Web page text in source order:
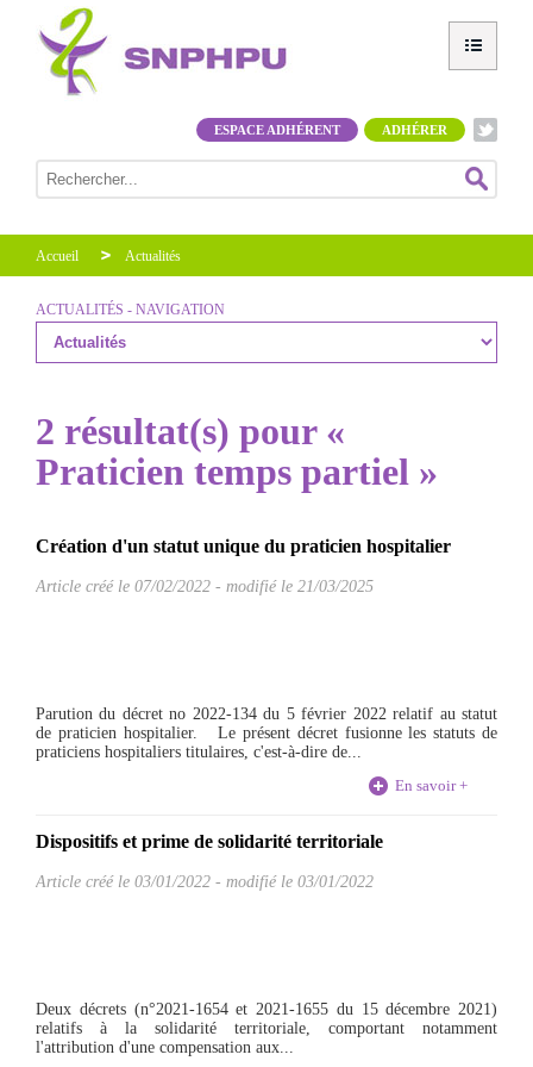
ADHÉRER
ESPACE ADHÉRENT
Accueil Actualités
ACTUALITÉS - NAVIGATION
2 résultat(s) pour «
Praticien temps partiel »
Création d'un statut unique du praticien hospitalier
Article créé le 07/02/2022 - modifié le 21/03/2025
Parution du décret no 2022-134 du 5 février 2022 relatif au statut
de praticien hospitalier. Le présent décret fusionne les statuts de
praticiens hospitaliers titulaires, c'est-à-dire de...
En savoir +
Dispositifs et prime de solidarité territoriale
Article créé le 03/01/2022 - modifié le 03/01/2022
Deux décrets (n°2021-1654 et 2021-1655 du 15 décembre 2021)
relatifs à la solidarité territoriale, comportant notamment
l'attribution d'une compensation aux...